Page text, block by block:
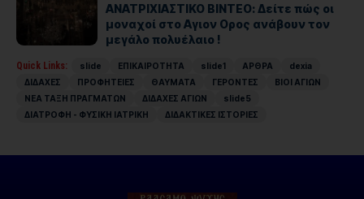
ΑΝΑΤΡΙΧΙΑΣΤΙΚΟ ΒΙΝΤΕΟ: Δείτε πώς οι
μοναχοί στο Αγιον Ορος ανάβουν τον
μεγάλο πολυέλαιο !
Quick Links: slide ΕΠΙΚΑΙΡΟΤΗΤΑ slide1 ΑΡΘΡΑ
dexia
ΔΙΔΑΧΕΣ
ΠΡΟΦΗΤΕΙΕΣ ΘΑΥΜΑΤΑ ΓΕΡΟΝΤΕΣ
ΒΙΟΙ ΑΓΙΩΝ
ΝΕΑ ΤΑΞΗ ΠΡΑΓΜΑΤΩΝ
ΔΙΔΑΧΕΣ ΑΓΙΩΝ
slide5
ΔΙΑΤΡΟΦΗ - ΦΥΣΙΚΗ ΙΑΤΡΙΚΗ
ΔΙΔΑΚΤΙΚΕΣ ΙΣΤΟΡΙΕΣ